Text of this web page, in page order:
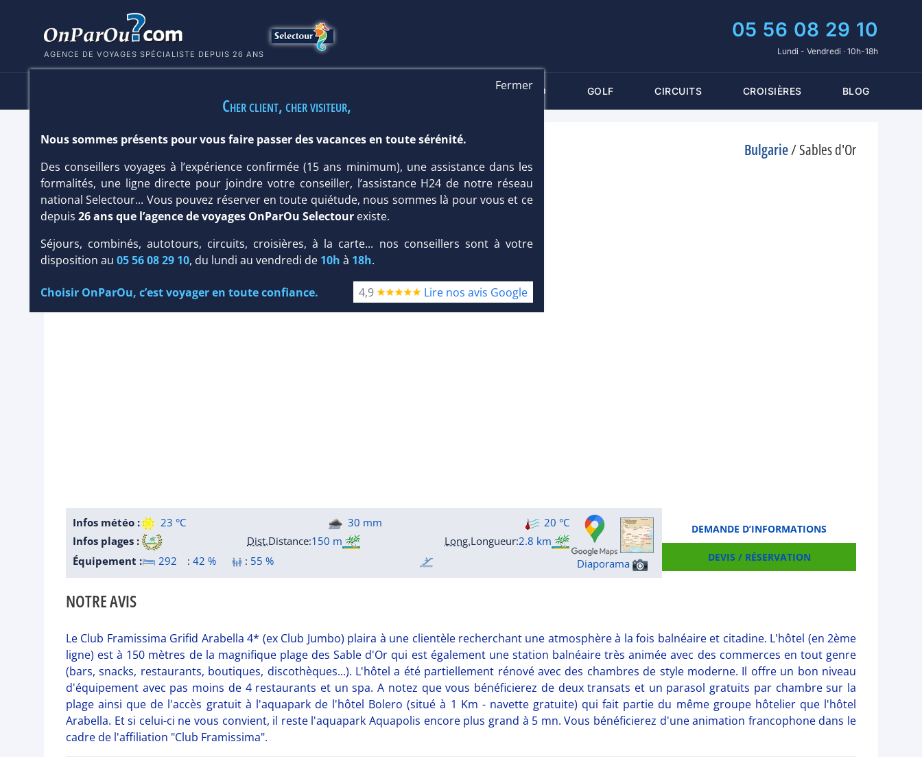
AGENCE DE VOYAGES SPÉCIALISTE DEPUIS 26 ANS
05 56 08 29 10
Lundi - Vendredi · 10h-18h
THALASSO GOLF CIRCUITS CROISIÈRES BLOG
CLUB FRAMISSIMA GRIFID ARABELLA 4* Bulgarie/Sables d'Or
HôtelClub francophone
DEMANDE D’INFORMATIONS
DEVIS / RÉSERVATION
Infos météo : 23 °C 30 mm
20 °C
Infos plages :
Dist.Distance:150 m Long.Longueur:2.8 km
Équipement :
292 : 42 % : 55 % Diaporama
NOTRE AVIS
Le Club Framissima Grifid Arabella 4* (ex Club Jumbo) plaira à une clientèle recherchant une atmosphère à la fois balnéaire et citadine. L'hôtel (en 2ème
ligne) est à 150 mètres de la magnifique plage des Sable d'Or qui est également une station balnéaire très animée avec des commerces en tout genre
(bars, snacks, restaurants, boutiques, discothèques...). L'hôtel a été partiellement rénové avec des chambres de style moderne. Il offre un bon niveau
d'équipement avec pas moins de 4 restaurants et un spa. A notez que vous bénéficierez de deux transats et un parasol gratuits par chambre sur la
plage ainsi que de l'accès gratuit à l'aquapark de l'hôtel Bolero (situé à 1 Km - navette gratuite) qui fait partie du même groupe hôtelier que l'hôtel
Arabella. Et si celui-ci ne vous convient, il reste l'aquapark Aquapolis encore plus grand à 5 mn. Vous bénéficierez d'une animation francophone dans le
cadre de l'affiliation "Club Framissima".
Fermer
Cher client, cher visiteur,
Nous sommes présents pour vous faire passer des vacances en toute sérénité.
Des conseillers voyages à l’expérience confirmée (15 ans minimum), une assistance dans les
formalités, une ligne directe pour joindre votre conseiller, l’assistance H24 de notre réseau
national Selectour... Vous pouvez réserver en toute quiétude, nous sommes là pour vous et ce
depuis 26 ans que l’agence de voyages OnParOu Selectourexiste.
Séjours, combinés, autotours, circuits, croisières, à la carte... nos conseillers sont à votre
disposition au 05 56 08 29 10, du lundi au vendredi de 10h à 18h.
Choisir OnParOu, c’est voyager en toute confiance. 4,9 Lire nos avis Google